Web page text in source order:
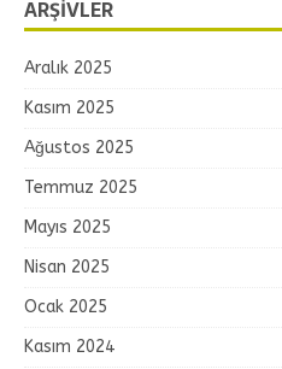
ARŞIVLER
Aralık 2025
Kasım 2025
Ağustos 2025
Temmuz 2025
Mayıs 2025
Nisan 2025
Ocak 2025
Kasım 2024